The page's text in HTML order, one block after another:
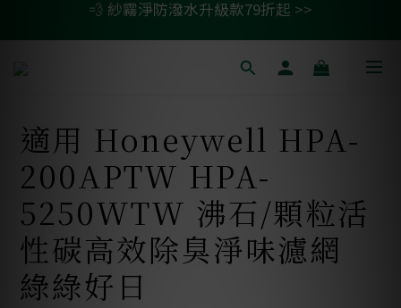
🚗 汽車濾網買一送一 >>
💫 清淨/除濕機濾網任二件 贈除臭活性碳包 >>
🚗 汽車濾網買一送一 >>
適用 Honeywell HPA-
200APTW HPA-
5250WTW 沸石/顆粒活
性碳高效除臭淨味濾網
綠綠好日